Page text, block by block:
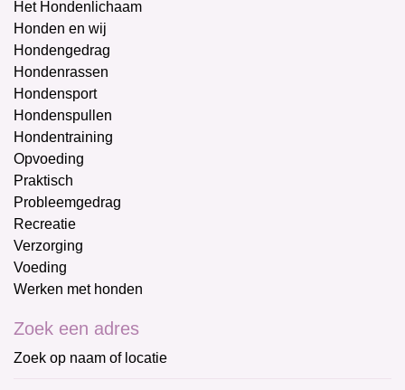
Het Hondenlichaam
Honden en wij
Hondengedrag
Hondenrassen
Hondensport
Hondenspullen
Hondentraining
Opvoeding
Praktisch
Probleemgedrag
Recreatie
Verzorging
Voeding
Werken met honden
Zoek een adres
Zoek op naam of locatie